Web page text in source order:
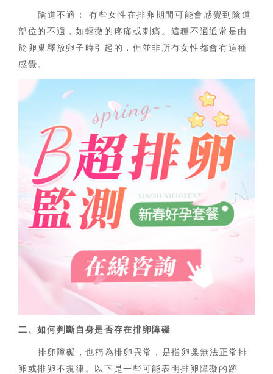
陰道不適： 有些女性在排卵期間可能會感覺到陰道
部位的不適，如輕微的疼痛或刺痛。這種不適通常是由
於卵巢釋放卵子時引起的，但並非所有女性都會有這種
感覺。
二、如何判斷自身是否存在排卵障礙
排卵障礙，也稱為排卵異常，是指卵巢無法正常排
卵或排卵不規律。以下是一些可能表明排卵障礙的跡